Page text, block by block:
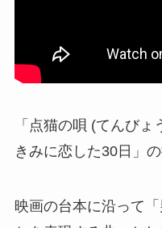
「点猫の唄 (てんび
きみに恋した30日」の
映画の台本に沿って